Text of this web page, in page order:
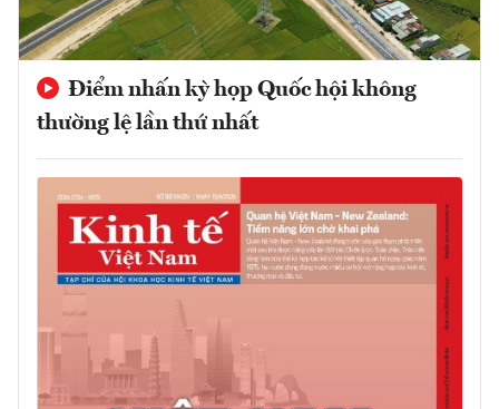
Điểm nhấn kỳ họp Quốc hội không
thường lệ lần thứ nhất